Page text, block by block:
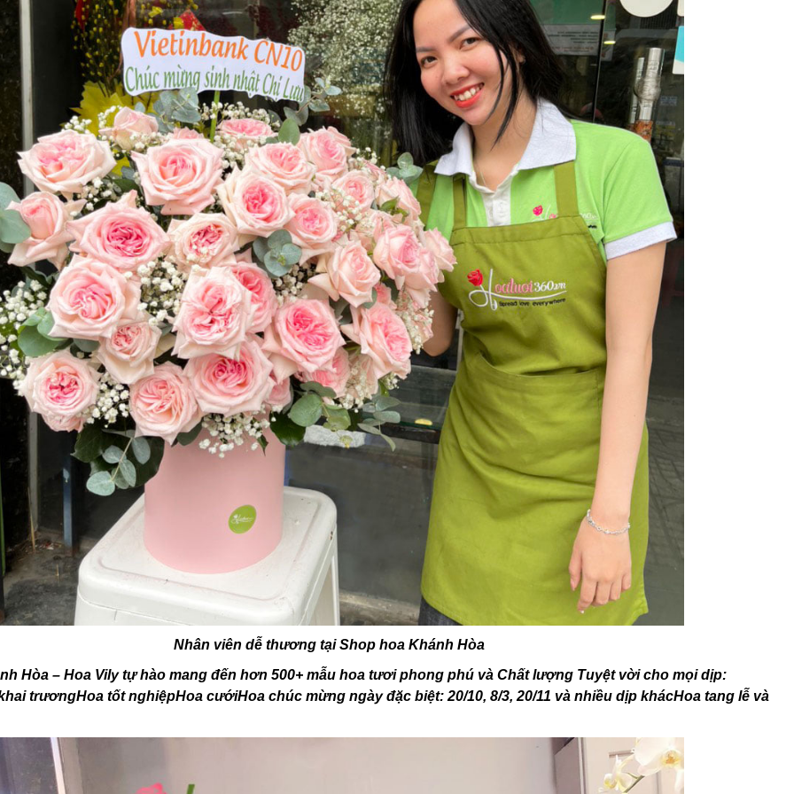
Nhân viên dễ thương tại Shop hoa Khánh Hòa
Hòa – Hoa Vily tự hào mang đến hơn 500+ mẫu hoa tươi phong phú và Chất lượng Tuyệt vời cho mọi dịp:
trươngHoa tốt nghiệpHoa cướiHoa chúc mừng ngày đặc biệt: 20/10, 8/3, 20/11 và nhiều dịp khácHoa tang lễ và